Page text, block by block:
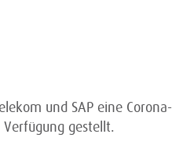
und SAP eine
gestellt.